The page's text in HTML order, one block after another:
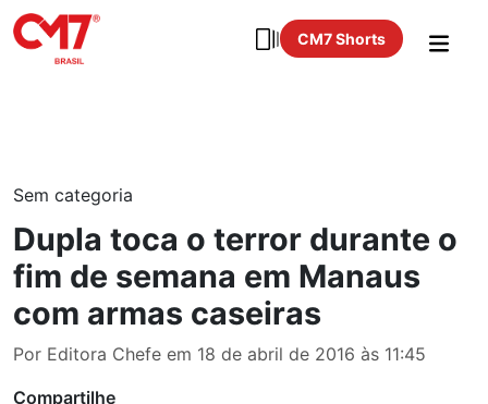
CM7 Shorts
Sem categoria
Dupla toca o terror durante o
fim de semana em Manaus
com armas caseiras
Por Editora Chefe em 18 de abril de 2016 às 11:45
Compartilhe